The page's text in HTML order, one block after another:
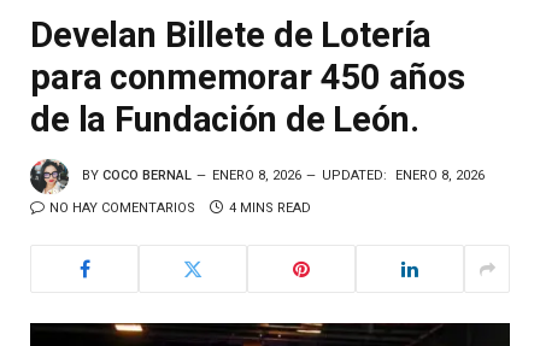
Develan Billete de Lotería
para conmemorar 450 años
de la Fundación de León.
BY COCO BERNAL ENERO 8, 2026 UPDATED: ENERO 8, 2026
NO HAY COMENTARIOS 4 MINS READ